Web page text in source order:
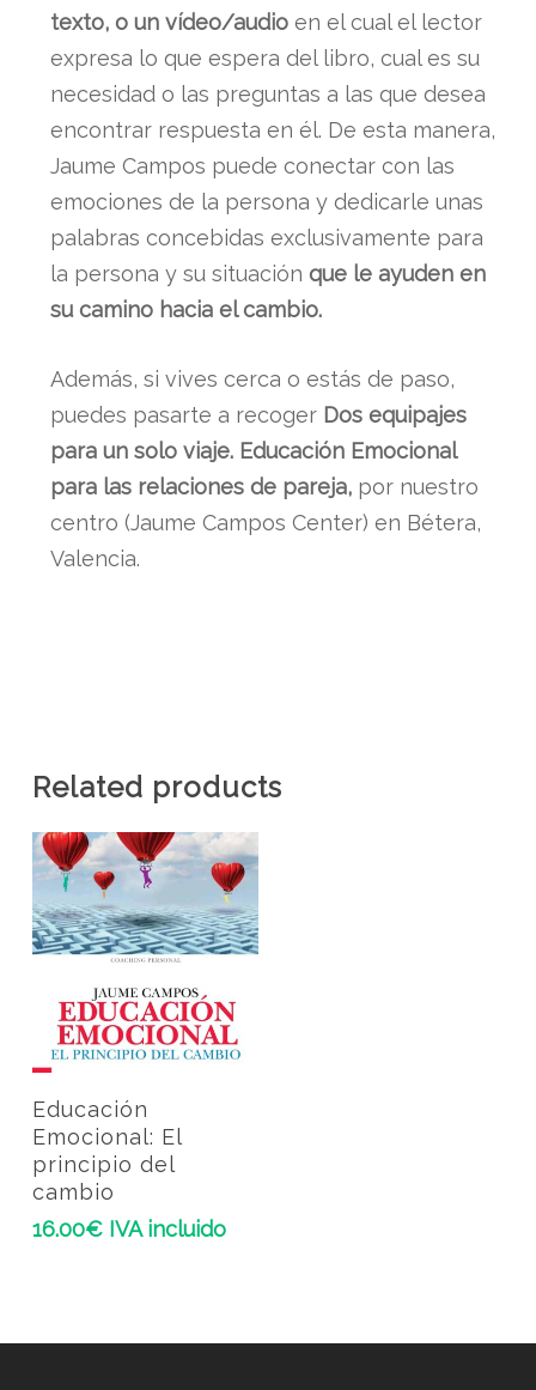
texto, o un vídeo/audioen el cual el lector
expresa lo que espera del libro, cual es su
necesidad o las preguntas a las que desea
encontrar respuesta en él. De esta manera,
Jaume Campos puede conectar con las
emociones de la persona y dedicarle unas
palabras concebidas exclusivamente para
la persona y su situación que le ayuden en
su camino hacia el cambio.
Además, si vives cerca o estás de paso,
puedes pasarte a recoger Dos equipajes
para un solo viaje. Educación Emocional
para las relaciones de pareja, por nuestro
centro (Jaume Campos Center) en Bétera,
Valencia.
Related products
Add To Cart
Educación
Emocional: El
principio del
cambio
16.00€ IVA incluido